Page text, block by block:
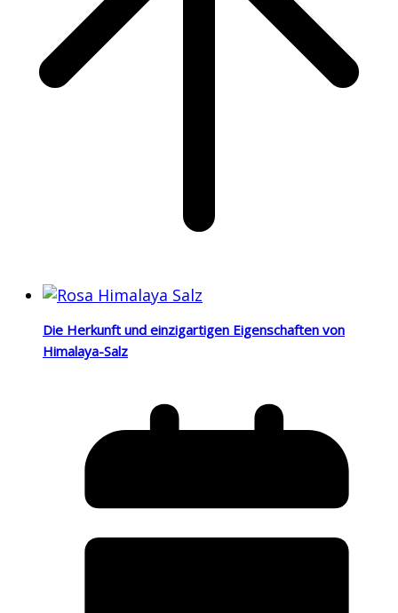
Die Herkunft und einzigartigen Eigenschaften von
Himalaya-Salz